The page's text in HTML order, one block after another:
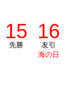
15
先勝
16
友引
海の日